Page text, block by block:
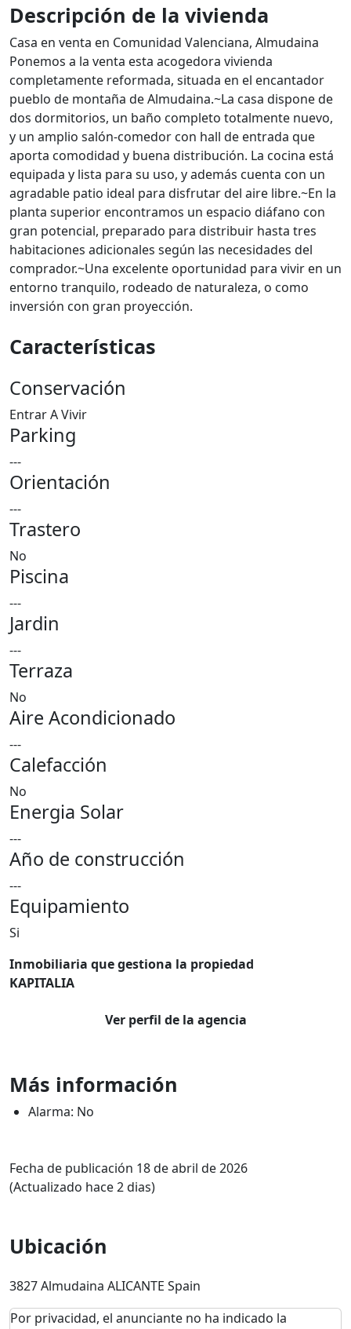
Descripción de la vivienda
Casa en venta en Comunidad Valenciana, Almudaina
Ponemos a la venta esta acogedora vivienda
completamente reformada, situada en el encantador
pueblo de montaña de Almudaina.~La casa dispone de
dos dormitorios, un baño completo totalmente nuevo,
y un amplio salón-comedor con hall de entrada que
aporta comodidad y buena distribución. La cocina está
equipada y lista para su uso, y además cuenta con un
agradable patio ideal para disfrutar del aire libre.~En la
planta superior encontramos un espacio diáfano con
gran potencial, preparado para distribuir hasta tres
habitaciones adicionales según las necesidades del
comprador.~Una excelente oportunidad para vivir en un
entorno tranquilo, rodeado de naturaleza, o como
inversión con gran proyección.
Características
Conservación
Entrar A Vivir
Parking
---
Orientación
---
Trastero
No
Piscina
---
Jardin
---
Terraza
No
Aire Acondicionado
---
Calefacción
No
Energia Solar
---
Año de construcción
---
Equipamiento
Si
Inmobiliaria que gestiona la propiedad
KAPITALIA
Ver perfil de la agencia
Más información
Alarma: No
Fecha de publicación 18 de abril de 2026
(Actualizado hace 2 dias)
Ubicación
3827 Almudaina ALICANTE Spain
Por privacidad, el anunciante no ha indicado la